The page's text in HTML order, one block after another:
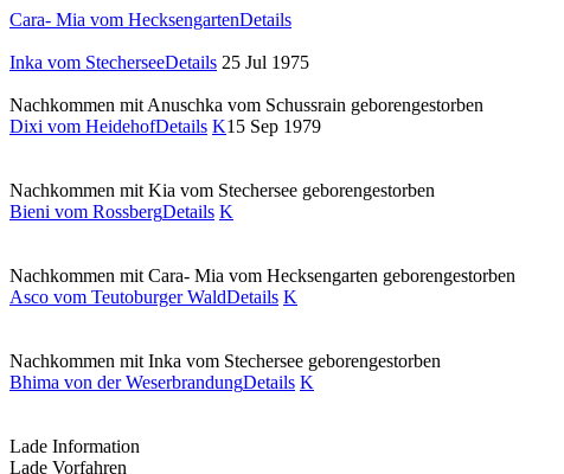
Cara- Mia vom HecksengartenDetails
Inka vom StecherseeDetails 25 Jul 1975
Nachkommen mit Anuschka vom Schussrain geborengestorben
Dixi vom HeidehofDetails K15 Sep 1979
Nachkommen mit Kia vom Stechersee geborengestorben
Bieni vom RossbergDetails K
Nachkommen mit Cara- Mia vom Hecksengarten geborengestorben
Asco vom Teutoburger WaldDetails K
Nachkommen mit Inka vom Stechersee geborengestorben
Bhima von der WeserbrandungDetails K
Lade Information
Lade Vorfahren